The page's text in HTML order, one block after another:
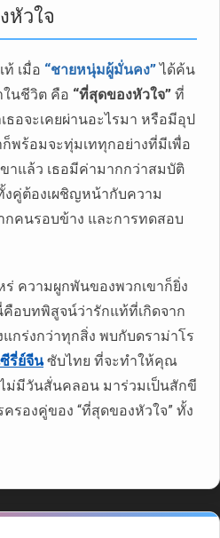
หัวใจ
เมื่อ “ชายหนุ่มผู้มั่นคง”ได้ค้น
ในชีวิต คือ “ที่สุดของหัวใจ” ที่
ธอจะเคยผ่านอะไรมา หรือมีอุป
พร้อมจะทุ่มเททุกอย่างที่มีเพื่อ
ขาแล้ว เธอมีค่ามากกว่าสมบัติ
คู่ต้องเผชิญหน้ากับความ
กคนรอบข้าง และการทดสอบ
ความผูกพันของพวกเขาก็ยิ่ง
อบทพิสูจน์ว่ารักแท้ที่เกิดจาก
กร่งกว่าทุกสิ่ง พบกับดราม่าโร
รี่ย์จีนซับไทย ที่จะทำให้คุณ
ม่มีวันสั่นคลอน มาร่วมเป็นสักขี
รองคู่ของ “ที่สุดของหัวใจ” ทั้ง